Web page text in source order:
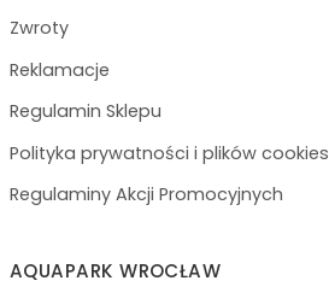
Zwroty
Reklamacje
Regulamin Sklepu
Polityka prywatności i plików cookies
Regulaminy Akcji Promocyjnych
AQUAPARK WROCŁAW